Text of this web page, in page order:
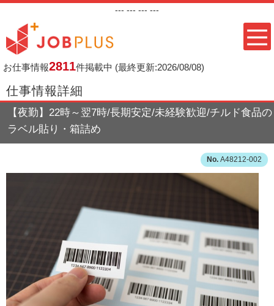
--- --- --- ---
お仕事情報2811件掲載中 (最終更新:2026/08/08)
仕事情報詳細
【夜勤】22時～翌7時/長期安定/未経験歓迎/チルド食品の
ラベル貼り・箱詰め
A48212-002